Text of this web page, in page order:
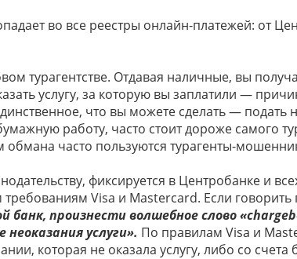
во все реестры онлайн-платежей: от
турагентстве. Отдавая наличные, вы
услугу, за которую вы заплатили —
что вы можете сделать — подать
работу, часто стоит дороже самого
обмана часто пользуются турагенты-
фиксируется в Центробанке и
Visa и Mastercard. Если
произнести волшебное слово
услуги». По правилам Visa и
которая не оказала услугу, либо со счета